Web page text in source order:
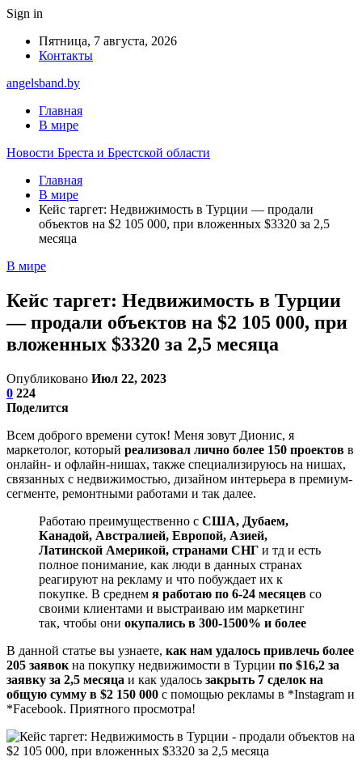
Sign in
Пятница, 7 августа, 2026
Контакты
angelsband.by
Главная
В мире
Новости Бреста и Брестской области
Главная
В мире
Кейс таргет: Недвижимость в Турции — продали
объектов на $2 105 000, при вложенных $3320 за 2,5
месяца
В мире
Кейс таргет: Недвижимость в Турции
— продали объектов на $2 105 000, при
вложенных $3320 за 2,5 месяца
Опубликовано Июл 22, 2023
0 224
Поделится
Всем доброго времени суток! Меня зовут Дионис, я
маркетолог, который реализовал лично более 150 проектов в
онлайн- и офлайн-нишах, также специализируюсь на нишах,
связанных с недвижимостью, дизайном интерьера в премиум-
сегменте, ремонтными работами и так далее.
Работаю преимущественно с США, Дубаем,
Канадой, Австралией, Европой, Азией,
Латинской Америкой, странами СНГ и тд и есть
полное понимание, как люди в данных странах
реагируют на рекламу и что побуждает их к
покупке. В среднем я работаю по 6-24 месяцев со
своими клиентами и выстраиваю им маркетинг
так, чтобы они окупались в 300-1500% и более
В данной статье вы узнаете, как нам удалось привлечь более
205 заявок на покупку недвижимости в Турции по $16,2 за
заявку за 2,5 месяца и как удалось закрыть 7 сделок на
общую сумму в $2 150 000 с помощью рекламы в *Instagram и
*Facebook. Приятного просмотра!